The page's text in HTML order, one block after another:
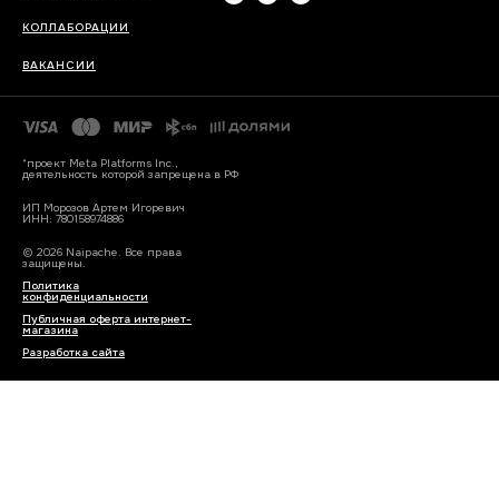
КОЛЛАБОРАЦИИ
ВАКАНСИИ
*проект Meta Platforms Inc.,
деятельность которой запрещена в РФ
ИП Морозов Артем Игоревич
ИНН: 780158974886
© 2026 Naipache. Все права
защищены.
Политика
конфиденциальности
Публичная оферта интернет-
магазина
Разработка сайта